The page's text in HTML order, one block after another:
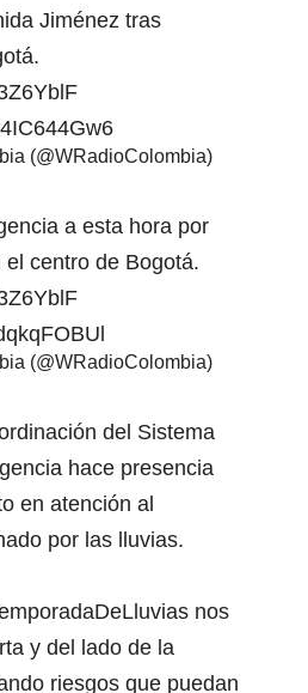
Jiménez tras
(@WRadioColombia)
a esta hora por
centro de Bogotá.
(@WRadioColombia)
del Sistema
hace presencia
en atención al
por las lluvias.
nos
y del lado de la
riesgos que puedan